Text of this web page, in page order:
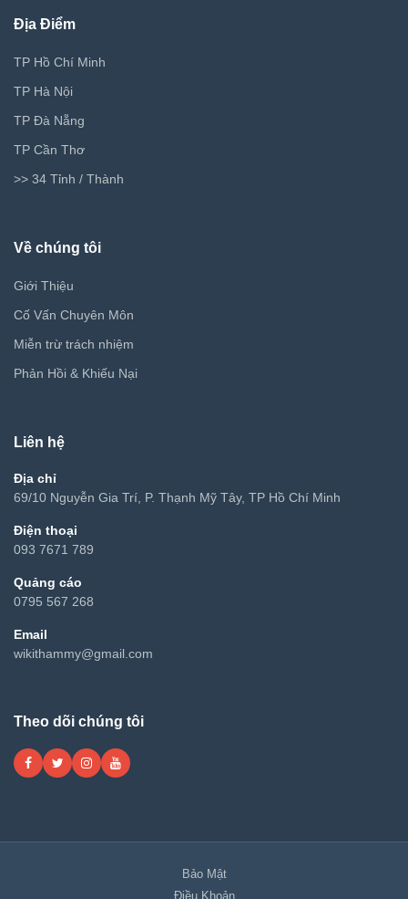
Địa Điểm
TP Hồ Chí Minh
TP Hà Nội
TP Đà Nẵng
TP Cần Thơ
>> 34 Tỉnh / Thành
Về chúng tôi
Giới Thiệu
Cố Vấn Chuyên Môn
Miễn trừ trách nhiệm
Phản Hồi & Khiếu Nại
Liên hệ
Địa chỉ
69/10 Nguyễn Gia Trí, P. Thạnh Mỹ Tây, TP Hồ Chí Minh
Điện thoại
093 7671 789
Quảng cáo
0795 567 268
Email
wikithammy@gmail.com
Theo dõi chúng tôi
Bảo Mật
Điều Khoản